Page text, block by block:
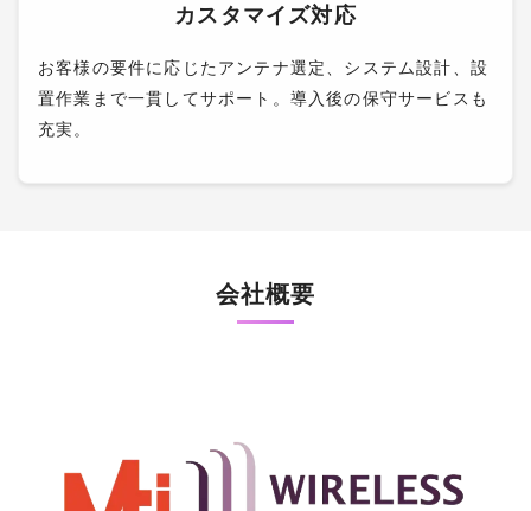
カスタマイズ対応
お客様の要件に応じたアンテナ選定、システム設計、設
置作業まで一貫してサポート。導入後の保守サービスも
充実。
会社概要